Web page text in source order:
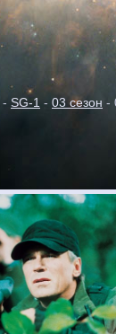
- SG-1 - 03 сезон -